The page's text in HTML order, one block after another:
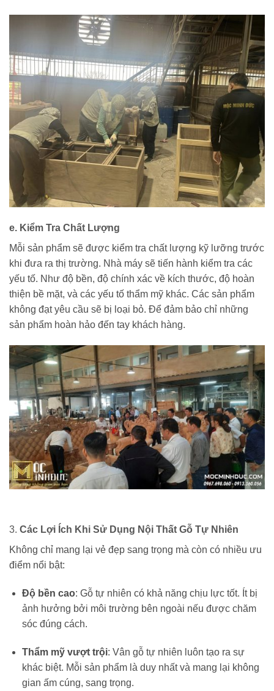
e. Kiểm Tra Chất Lượng
Mỗi sản phẩm sẽ được kiểm tra chất lượng kỹ lưỡng trước
khi đưa ra thị trường. Nhà máy sẽ tiến hành kiểm tra các
yếu tố. Như độ bền, độ chính xác về kích thước, độ hoàn
thiện bề mặt, và các yếu tố thẩm mỹ khác. Các sản phẩm
không đạt yêu cầu sẽ bị loại bỏ. Để đảm bảo chỉ những
sản phẩm hoàn hảo đến tay khách hàng.
3. Các Lợi Ích Khi Sử Dụng Nội Thất Gỗ Tự Nhiên
Không chỉ mang lại vẻ đẹp sang trọng mà còn có nhiều ưu
điểm nổi bật:
Độ bền cao: Gỗ tự nhiên có khả năng chịu lực tốt. Ít bị
ảnh hưởng bởi môi trường bên ngoài nếu được chăm
sóc đúng cách.
Thẩm mỹ vượt trội: Vân gỗ tự nhiên luôn tạo ra sự
khác biệt. Mỗi sản phẩm là duy nhất và mang lại không
gian ấm cúng, sang trọng.